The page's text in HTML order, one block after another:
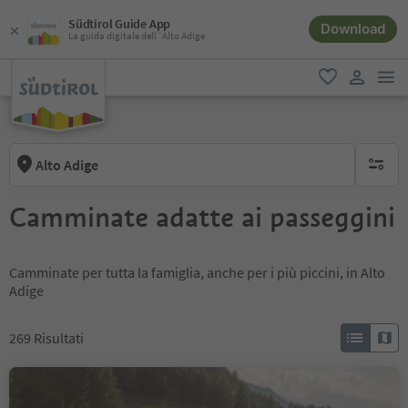
Südtirol Guide App
La guida digitale dell´Alto Adige Download
favoriti
Alto Adige
Camminate adatte ai passeggini
Camminate per tutta la famiglia, anche per i più piccini, in Alto
Adige
269 Risultati
Escursione alla malga